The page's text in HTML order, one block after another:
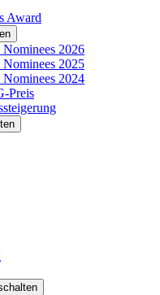
Award
2026
2025
2024
Preis